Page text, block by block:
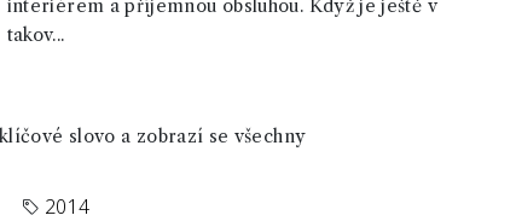
interiérem a příjemnou obsluhou. Když je ještě v
takov...
slovo a zobrazí se všechny
2014